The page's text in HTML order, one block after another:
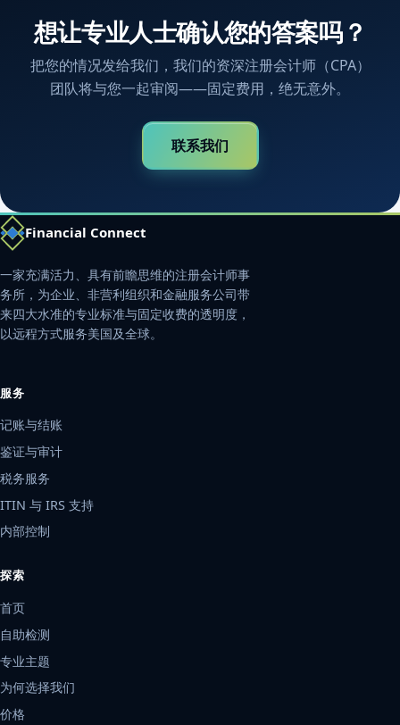
想让专业人士确认您的答案吗？
把您的情况发给我们，我们的资深注册会计师（CPA）
团队将与您一起审阅——固定费用，绝无意外。
联系我们
Financial Connect
一家充满活力、具有前瞻思维的注册会计师事
务所，为企业、非营利组织和金融服务公司带
来四大水准的专业标准与固定收费的透明度，
以远程方式服务美国及全球。
服务
记账与结账
鉴证与审计
税务服务
ITIN 与 IRS 支持
内部控制
探索
首页
自助检测
专业主题
为何选择我们
价格